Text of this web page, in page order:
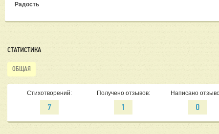
Радость
СТАТИСТИКА
ОБЩАЯ
Стихотворений:
7
Получено отзывов:
1
Написано
0